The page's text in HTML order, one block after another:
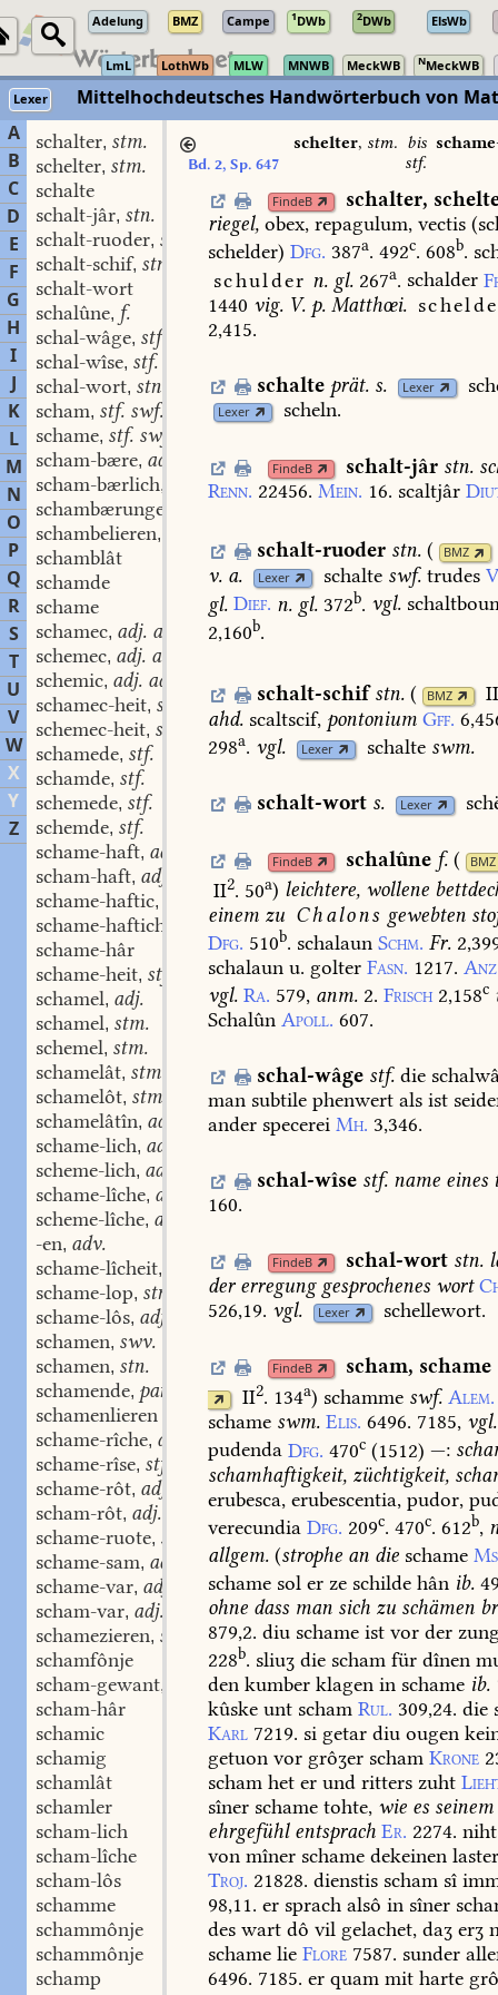
Adelung BMZ Campe 1DWb 2DWb ElsWb
LmL LothWb MLW MNWB MeckWB NMeckWB
Lexer
Mittelhochdeutsches Handwörterbuch von
A
B
C
D
E
F
G
H
I
J
K
L
M
N
O
P
Q
R
S
T
U
V
W
X
Y
Z
schalter, stm.
schelter, stm.
schalte
schalt-jâr, stn.
schalt-ruoder, stn. swf.
schalt-schif, stn. swm.
schalt-wort
schalûne, f.
schal-wâge, stf.
schal-wîse, stf.
schal-wort, stn.
scham, stf. swf. swm.
schame, stf. swf. swm.
scham-bære, adj.
scham-bærlich,
schambærunge
schambelieren,
schamblât
schamde
schame
schamec, adj. adv.
schemec, adj. adv.
schemic, adj. adv.
schamec-heit, stf.
schemec-heit, stf.
schamede, stf.
schamde, stf.
schemede, stf.
schemde, stf.
schame-haft, adj.
scham-haft, adj.
schame-haftic,
schame-hafticheit
stf.
schame-hâr
schame-heit, stf.
schamel, adj.
schamel, stm.
schemel, stm.
schamelât, stm. stm.
schamelôt, stm. stm.
schamelâtîn, adj.
schame-lich, adj.
scheme-lich, adj.
schame-lîche, adv.
scheme-lîche, adv.
-en, adv.
schame-lîcheit,
schame-lop, stn.
schame-lôs, adj.
schamen, swv.
schamen, stn.
schamende, part. adj.
schamenlieren
schame-rîche, adj.
schame-rîse, stf.
schame-rôt, adj.
scham-rôt, adj.
schame-ruote, swf.
schame-sam, adj.
schame-var, adj.
scham-var, adj.
schamezieren, swv.
schamfônje
scham-gewant,
scham-hâr
schamic
schamig
schamlât
schamler
scham-lich
scham-lîche
scham-lôs
schamme
schammônje
schammônje
schamp
Bd. 2, Sp. 647
schelter, stm. bis
stf.
FindeB schalter,
riegel, obex, repagulum, vectis
schelder) Dfg. 387a. 492c. 608b.
schulder n.gl. 267a. schalder
1440 vig. V. p. Matthœi.
2,415.
schalte prät. s. Lexer
Lexer scheln.
FindeB schalt-jâr stn.
Renn. 22456. Mein. 16. scaltjâr
schalt-ruoder stn. ( BMZ
v. a. Lexer schalte swf. trudes
gl. Dief. n. gl. 372b. vgl.
2,160b.
schalt-schif stn. ( BMZ
ahd. scaltscif, pontonium Gff.
298a. vgl. Lexer schalte swm.
schalt-wort s. Lexer
FindeB schalûne f. ( BMZ
II2. 50a) leichtere, wollene
einem zu Chalons gewebten
Dfg. 510b. schalaun Schm. Fr.
schalaun u. golter Fasn. 1217.
vgl. Ra. 579, anm. 2. Frisch 2,158c
Schalûn Apoll. 607.
schal-wâge stf. die
man subtile phenwert als ist
ander specerei Mh. 3,346.
schal-wîse stf. nameeines
160.
FindeB schal-wort stn.
dererregunggesprochenes wort
526,19. vgl. Lexer schellewort.
FindeB scham, schame
II2. 134a) schamme swf. Alem.
schame swm. Elis. 6496. 7185, vgl.
pudenda Dfg. 470c (1512) —:
schamhaftigkeit, züchtigkeit,
erubesca, erubescentia, pudor,
verecundia Dfg. 209c. 470c. 612b,
allgem. (strophe an die schame
schame sol er ze schilde hân ib.
ohne dass man sich zu schämen
879,2. diu schame ist vor der
228b. sliuʒ die scham für dînen
den kumber klagen in schame ib.
kûske unt scham Rul. 309,24. die
Karl 7219. si getar diu ougen
getuon vor grôʒer scham Krone
scham het er und ritters zuht
sîner schame tohte, wie es seinem
ehrgefühlentsprach Er. 2274. niht
von mîner schame dekeinen
Troj. 21828. dienstis scham sî
98,11. er sprach alsô in sîner
des wart dô vil gelachet, daʒ erʒ
schame lie Flore 7587. sunder
6496. 7185. er quam mit harte